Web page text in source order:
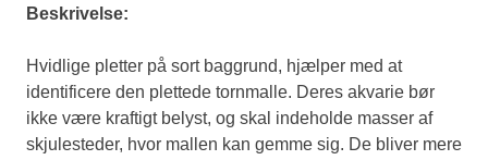
Beskrivelse:
Hvidlige pletter på sort baggrund, hjælper med at
identificere den plettede tornmalle. Deres akvarie bør
ikke være kraftigt belyst, og skal indeholde masser af
skjulesteder, hvor mallen kan gemme sig. De bliver mere